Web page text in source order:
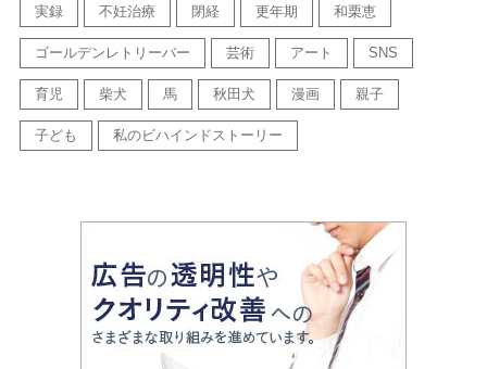
実録 不妊治療 閉経 更年期 和栗恵
ゴールデンレトリーバー 芸術 アート SNS
育児 柴犬 馬 秋田犬 漫画 親子
子ども 私のビハインドストーリー